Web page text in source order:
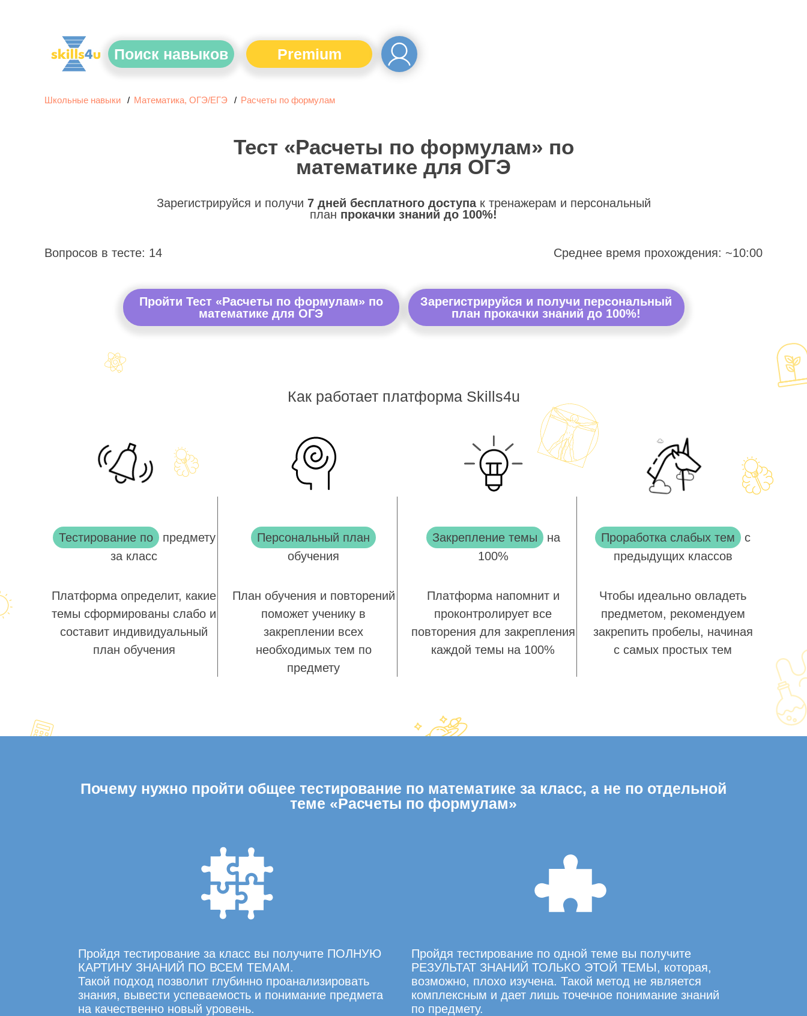
Поиск навыков Premium
Школьные навыки Математика, ОГЭ/ЕГЭ Расчеты по формулам
Тест «Расчеты по формулам» по
математике для ОГЭ
Зарегистрируйся и получи 7 дней бесплатного доступак тренажерам и персональный
план прокачки знаний до 100%!
Вопросов в тесте: 14 Среднее время прохождения: ~10:00
Пройти Тест «Расчеты по формулам» по
математике для ОГЭ
Зарегистрируйся и получи персональный
план прокачки знаний до 100%!
Как работает платформа Skills4u
Тестирование по предмету
за класс
Платформа определит, какие
темы сформированы слабо и
составит индивидуальный
план обучения
Персональный план
обучения
План обучения и повторений
поможет ученику в
закреплении всех
необходимых тем по
предмету
Закрепление темы на
100%
Платформа напомнит и
проконтролирует все
повторения для закрепления
каждой темы на 100%
Проработка слабых тем
с
предыдущих классов
Чтобы идеально овладеть
предметом, рекомендуем
закрепить пробелы, начиная
с самых простых тем
Почему нужно пройти общее тестирование по математике за класс, а не по отдельной
теме «Расчеты по формулам»
Пройдя тестирование за класс вы получите ПОЛНУЮ
КАРТИНУ ЗНАНИЙ ПО ВСЕМ ТЕМАМ.
Такой подход позволит глубинно проанализировать
знания, вывести успеваемость и понимание предмета
на качественно новый уровень.
Пройдя тестирование по одной теме вы получите
РЕЗУЛЬТАТ ЗНАНИЙ ТОЛЬКО ЭТОЙ ТЕМЫ, которая,
возможно, плохо изучена. Такой метод не является
комплексным и дает лишь точечное понимание знаний
по предмету.